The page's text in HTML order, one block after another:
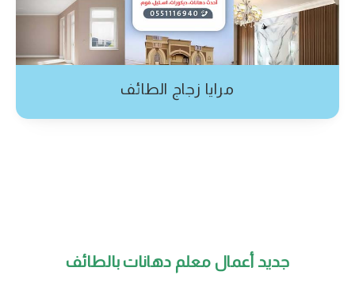
مرايا زجاج الطائف
جديد أعمال معلم دهانات بالطائف